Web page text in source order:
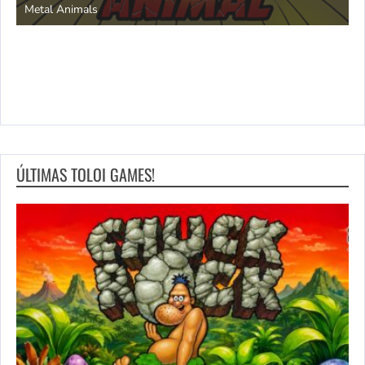
Metal Animals
ÚLTIMAS TOLOI GAMES!